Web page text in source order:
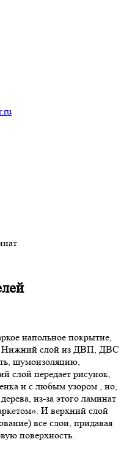
напольное покрытие,
Нижний слой из ДВП, ДВС
шумоизоляцию,
слой передает рисунок,
и с любым узором , но,
из-за этого ламинат
И верхний слой
все слои, придавая
поверхность.